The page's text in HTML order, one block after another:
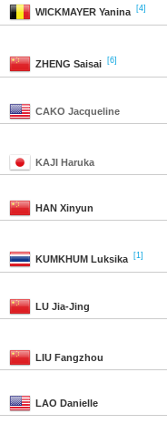
WICKMAYER Yanina [4]
ZHENG Saisai [6]
CAKO Jacqueline
KAJI Haruka
HAN Xinyun
KUMKHUM Luksika [1]
LU Jia-Jing
LIU Fangzhou
LAO Danielle